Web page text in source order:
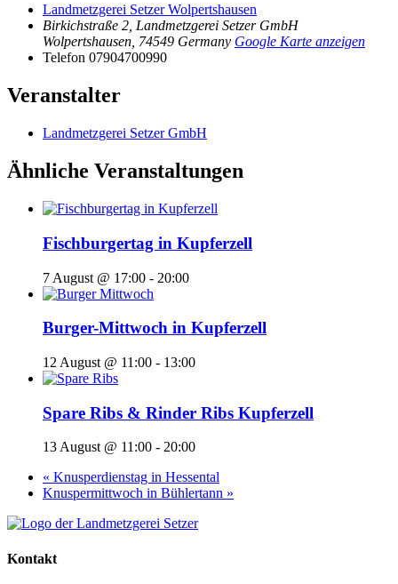
Landmetzgerei Setzer Wolpertshausen
Birkichstraße 2, Landmetzgerei Setzer GmbH
Wolpertshausen, 74549 Germany Google Karte anzeigen
Telefon 07904700990
Veranstalter
Landmetzgerei Setzer GmbH
Ähnliche Veranstaltungen
Fischburgertag in Kupferzell
7 August @ 17:00 - 20:00
Burger-Mittwoch in Kupferzell
12 August @ 11:00 - 13:00
Spare Ribs & Rinder Ribs Kupferzell
13 August @ 11:00 - 20:00
« Knusperdienstag in Hessental
Knuspermittwoch in Bühlertann »
Kontakt